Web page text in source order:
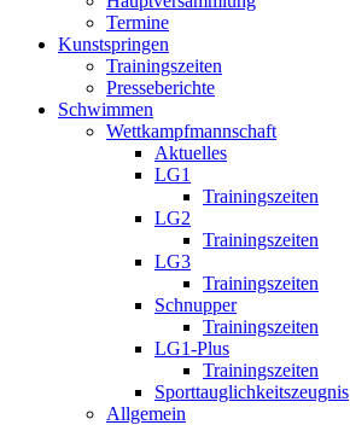
Termine
Kunstspringen
Trainingszeiten
Presseberichte
Schwimmen
Wettkampfmannschaft
Aktuelles
LG1
Trainingszeiten
LG2
Trainingszeiten
LG3
Trainingszeiten
Schnupper
Trainingszeiten
LG1-Plus
Trainingszeiten
Sporttauglichkeitszeugnis
Allgemein